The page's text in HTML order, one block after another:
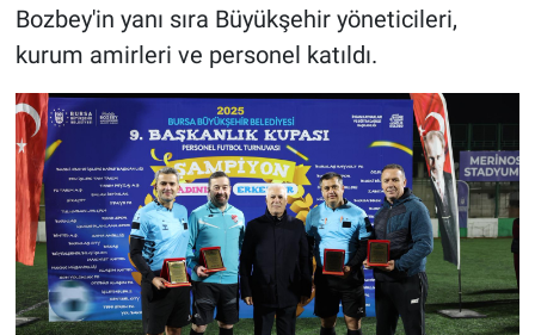
Bozbey'in yanı sıra Büyükşehir yöneticileri,
kurum amirleri ve personel katıldı.